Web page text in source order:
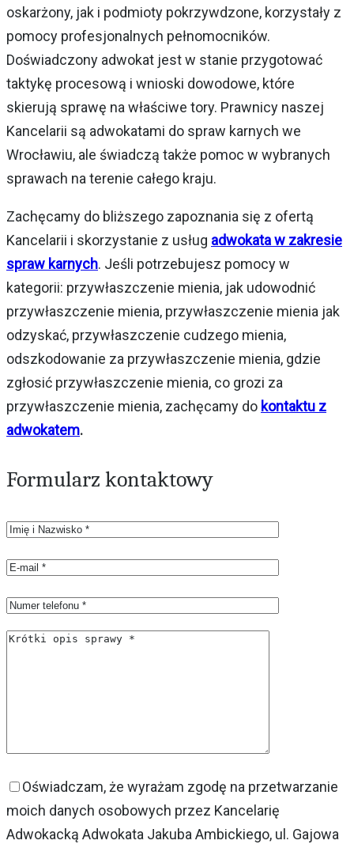
oskarżony, jak i podmioty pokrzywdzone, korzystały z
pomocy profesjonalnych pełnomocników.
Doświadczony adwokat jest w stanie przygotować
taktykę procesową i wnioski dowodowe, które
skierują sprawę na właściwe tory. Prawnicy naszej
Kancelarii są adwokatami do spraw karnych we
Wrocławiu, ale świadczą także pomoc w wybranych
sprawach na terenie całego kraju.
Zachęcamy do bliższego zapoznania się z ofertą
Kancelarii i skorzystanie z usług adwokata w zakresie
spraw karnych. Jeśli potrzebujesz pomocy w
kategorii: przywłaszczenie mienia, jak udowodnić
przywłaszczenie mienia, przywłaszczenie mienia jak
odzyskać, przywłaszczenie cudzego mienia,
odszkodowanie za przywłaszczenie mienia, gdzie
zgłosić przywłaszczenie mienia, co grozi za
przywłaszczenie mienia, zachęcamy do kontaktu z
adwokatem.
Formularz kontaktowy
Oświadczam, że wyrażam zgodę na przetwarzanie
moich danych osobowych przez Kancelarię
Adwokacką Adwokata Jakuba Ambickiego, ul. Gajowa